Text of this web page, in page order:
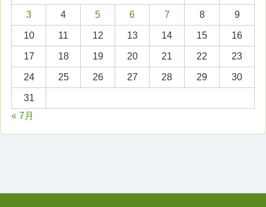
3 4 5 6 7 8 9
10 11 12 13 14 15 16
17 18 19 20 21 22 23
24 25 26 27 28 29 30
31
« 7月